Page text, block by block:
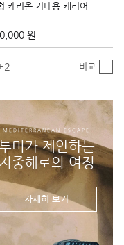
캐리온 기내용 캐리어
원
2 비교
MEDITERRANEAN ESCAPE
미가 제안하는
중해로의 여정
자세히 보기